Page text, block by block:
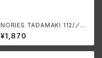
NORIES TADAMAKI 112/ノリ
ーズ タダマキ 112
¥1,870